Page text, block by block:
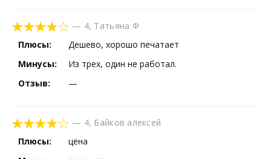
— 4, Татьяна Ф
Плюсы:
Дешево, хорошо печатает
Минусы:
Из трех, один не работал.
Отзыв:
—
— 4, Байков алексей
Плюсы:
цена